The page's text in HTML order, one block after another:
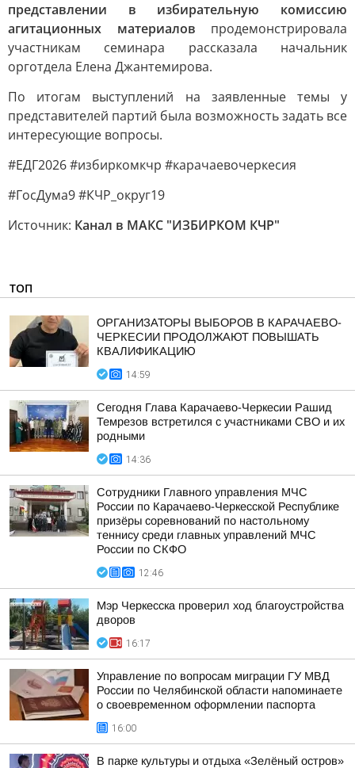
представлении в избирательную комиссию
агитационных материалов продемонстрировала
участникам семинара рассказала начальник
орготдела Елена Джантемирова.
По итогам выступлений на заявленные темы у
представителей партий была возможность задать все
интересующие вопросы.
#ЕДГ2026 #избиркомкчр #карачаевочеркесия
#ГосДума9 #КЧР_округ19
Источник: Канал в МАКС "ИЗБИРКОМ КЧР"
ТОП
ОРГАНИЗАТОРЫ ВЫБОРОВ В КАРАЧАЕВО-
ЧЕРКЕСИИ ПРОДОЛЖАЮТ ПОВЫШАТЬ
КВАЛИФИКАЦИЮ
14:59
Сегодня Глава Карачаево-Черкесии Рашид
Темрезов встретился с участниками СВО и их
родными
14:36
Сотрудники Главного управления МЧС
России по Карачаево-Черкесской Республике
призёры соревнований по настольному
теннису среди главных управлений МЧС
России по СКФО
12:46
Мэр Черкесска проверил ход благоустройства
дворов
16:17
Управление по вопросам миграции ГУ МВД
России по Челябинской области напоминаете
о своевременном оформлении паспорта
16:00
В парке культуры и отдыха «Зелёный остров»